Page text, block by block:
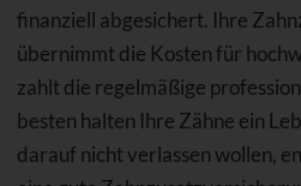
finanziell abgesichert. Ihre
übernimmt die Kosten für
zahlt die regelmäßige
besten halten Ihre Zähne ein
darauf nicht verlassen wollen,